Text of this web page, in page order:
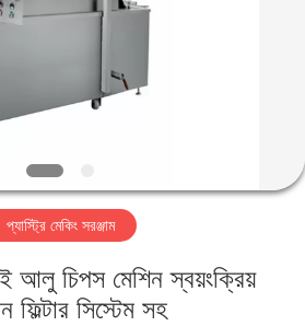
প্যাস্ট্রি মেকিং সরঞ্জাম
আলু চিপস মেশিন স্বয়ংক্রিয়
ফিল্টার সিস্টেম সহ